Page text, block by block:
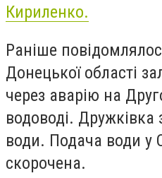
Кириленко.
Раніше
Донецької області
через аварію на
водоводі.
води. Подача води у
скорочена.